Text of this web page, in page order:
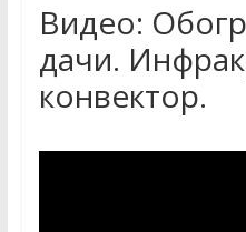
Видео:
дачи.
конвектор.